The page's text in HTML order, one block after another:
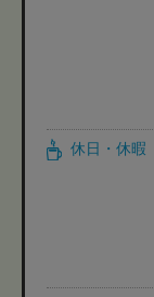
休日・休暇